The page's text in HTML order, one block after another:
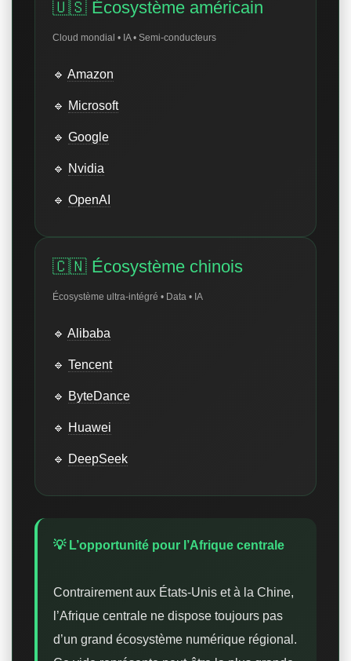
🇺🇸 Écosystème américain
Cloud mondial • IA • Semi-conducteurs
🔹 Amazon
🔹 Microsoft
🔹 Google
🔹 Nvidia
🔹 OpenAI
🇨🇳 Écosystème chinois
Écosystème ultra-intégré • Data • IA
🔹 Alibaba
🔹 Tencent
🔹 ByteDance
🔹 Huawei
🔹 DeepSeek
💡 L’opportunité pour l’Afrique centrale
Contrairement aux États-Unis et à la Chine,
l’Afrique centrale ne dispose toujours pas
d’un grand écosystème numérique régional.